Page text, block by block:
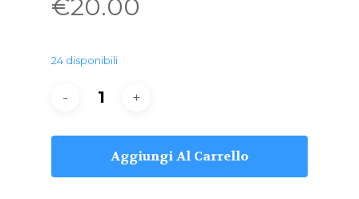
€20.00
24 disponibili
Aggiungi Al Carrello